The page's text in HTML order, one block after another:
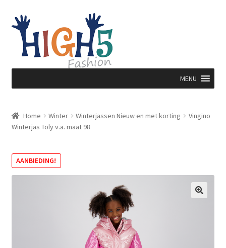
Ga
door
naar
navigatie
Ga
direct
naar
inhoud
MENU
Home Winter Winterjassen Nieuw en met korting
Vingino
Winterjas Toly v.a. maat 98
AANBIEDING!